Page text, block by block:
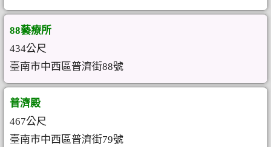
88藝療所
434公尺
臺南市中西區普濟街88號
普濟殿
467公尺
臺南市中西區普濟街79號